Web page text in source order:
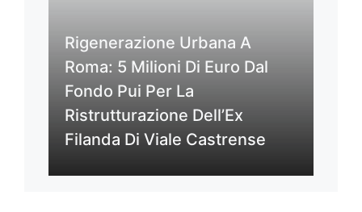
Rigenerazione Urbana A
Roma: 5 Milioni Di Euro Dal
Fondo Pui Per La
Ristrutturazione Dell’Ex
Filanda Di Viale Castrense